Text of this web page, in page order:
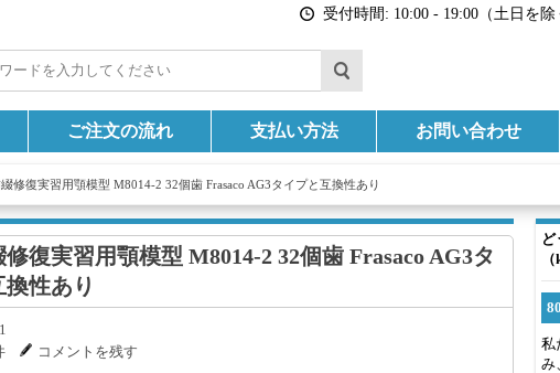
受付時間: 10:00 - 19:00（土日を除
ご注文の流れ 支払い方法 お問い合わせ
修復実習用顎模型 M8014-2 32個歯 Frasaco AG3タイプと互換性あり
私
み
復実習用顎模型 M8014-2 32個歯 Frasaco AG3タ
性あり
コメントを残す